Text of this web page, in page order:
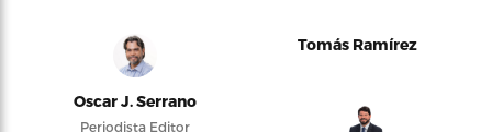
Oscar J. Serrano
Periodista Editor
Tomás Ramírez